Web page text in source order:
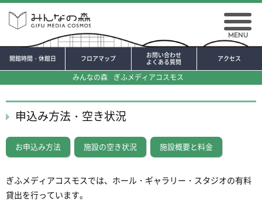
アクセス
開館時間・休館日 フロアマップ
お問い合わせ
よくある質問
みんなの森 ぎふメディアコスモス
MENU
申込み方法・空き状況
お申込み方法 施設の空き状況 施設概要と料金
ぎふメディアコスモスでは、ホール・ギャラリー・スタジオの有料
貸出を行っています。